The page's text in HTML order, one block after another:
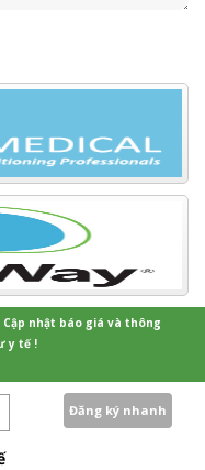
nhật báo giá và thông
y tế !